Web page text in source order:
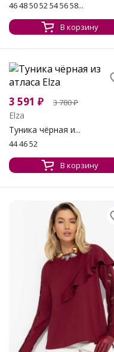
46 48 50 52 54 56 58...
В корзину
3 591 ₽ 3 780₽
Elza
Туника чёрная и...
44 46 52
В корзину